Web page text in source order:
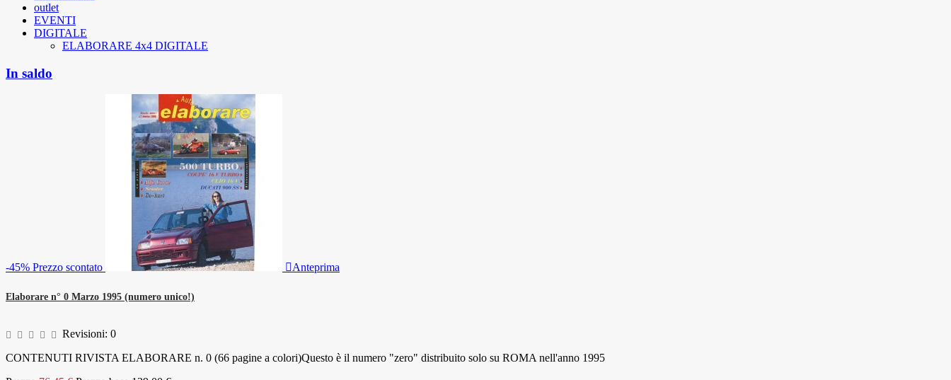
outlet
EVENTI
DIGITALE
ELABORARE 4x4 DIGITALE
In saldo
-45% Prezzo scontato Anteprima
Elaborare n° 0 Marzo 1995 (numero unico!)
Revisioni: 0
CONTENUTI RIVISTA ELABORARE n. 0 (66 pagine a colori)Questo è il numero "zero" distribuito solo su ROMA nell'anno 1995